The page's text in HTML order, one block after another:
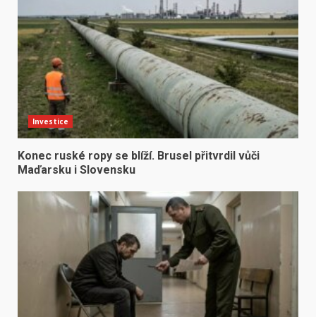
Investice
Konec ruské ropy se blíží. Brusel přitvrdil vůči
Maďarsku i Slovensku